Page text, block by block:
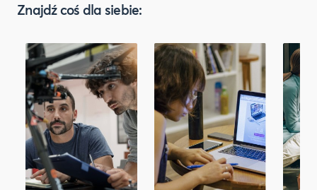
Znajdź coś dla siebie: